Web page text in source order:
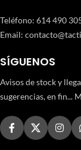
Teléfono: 614 490
Email:
SÍGUENOS
Avisos de stock y
sugerencias, en fin...